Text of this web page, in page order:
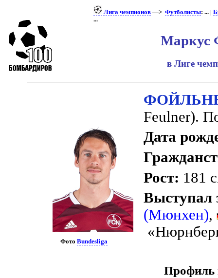
Лига чемпионов—> Футболисты: ... |
...
Маркус
в Лиге
ФотоBundesliga
Feulner).
Дата
Рост: 181
Выступал
(Мюнхен),
Профиль